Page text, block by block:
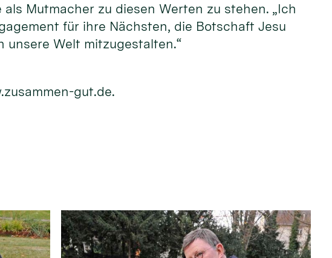
Mutmacher zu diesen Werten zu stehen. „Ich
für ihre Nächsten, die Botschaft Jesu
unsere Welt mitzugestalten.“
gut.de.